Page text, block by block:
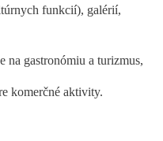
funkcií), galérií,
na gastronómiu a turizmus,
komerčné aktivity.